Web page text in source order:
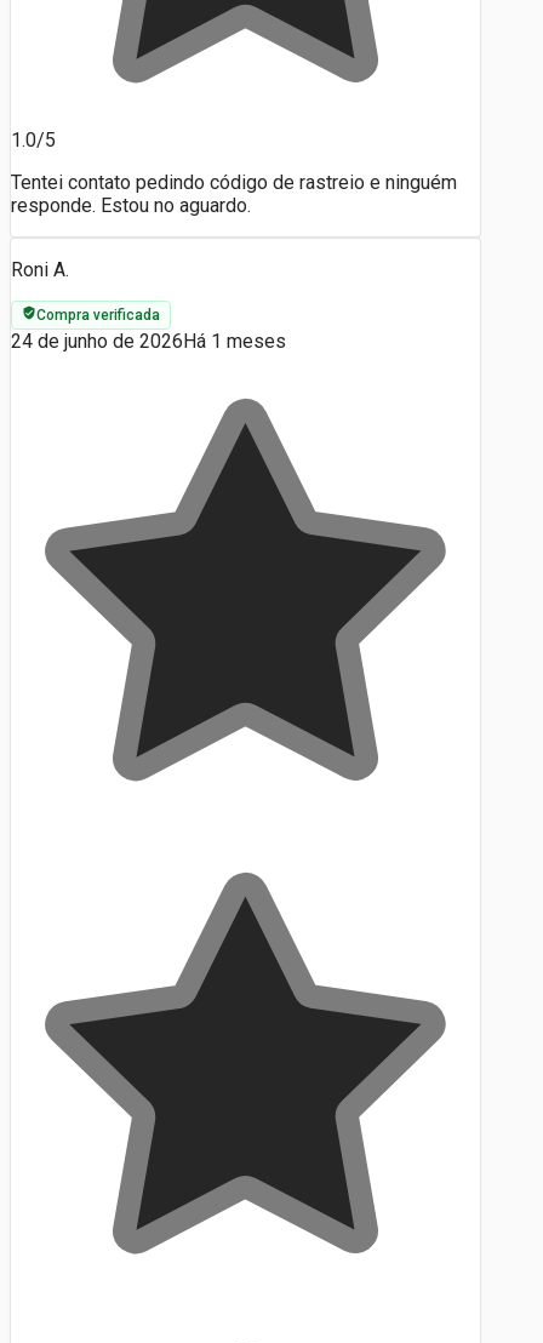
1.0/5
Tentei contato pedindo código de rastreio e ninguém
responde. Estou no aguardo.
Roni A.
Compra verificada
24 de junho de 2026Há 1 meses